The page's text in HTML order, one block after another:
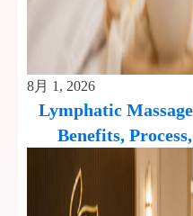
8月 1, 2026
Lymphatic
Benefits,